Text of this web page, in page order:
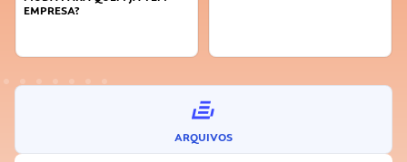
ARQUIVOS